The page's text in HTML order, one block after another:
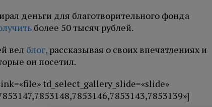
деньги для благотворительного фонда
более 50 тысяч рублей.
вел блог, рассказывая о своих впечатлениях и
он посетил.
td_select_gallery_slide=«slide»